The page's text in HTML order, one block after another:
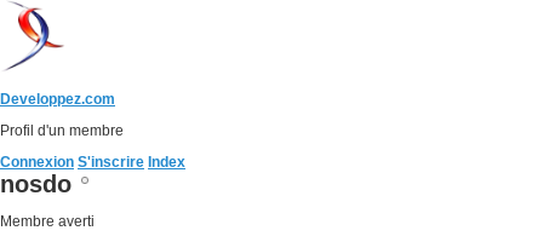
Developpez.com
Profil d'un membre
Connexion S'inscrire Index
nosdo
Membre averti